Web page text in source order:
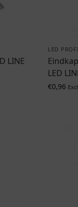
LINE
LED
LED
€0,96